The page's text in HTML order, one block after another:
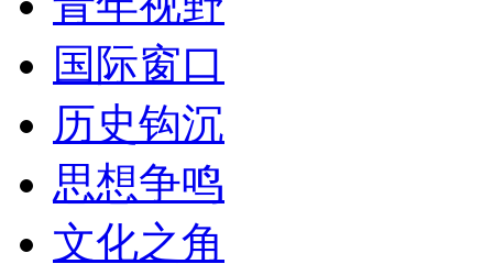
国际窗口
历史钩沉
思想争鸣
文化之角